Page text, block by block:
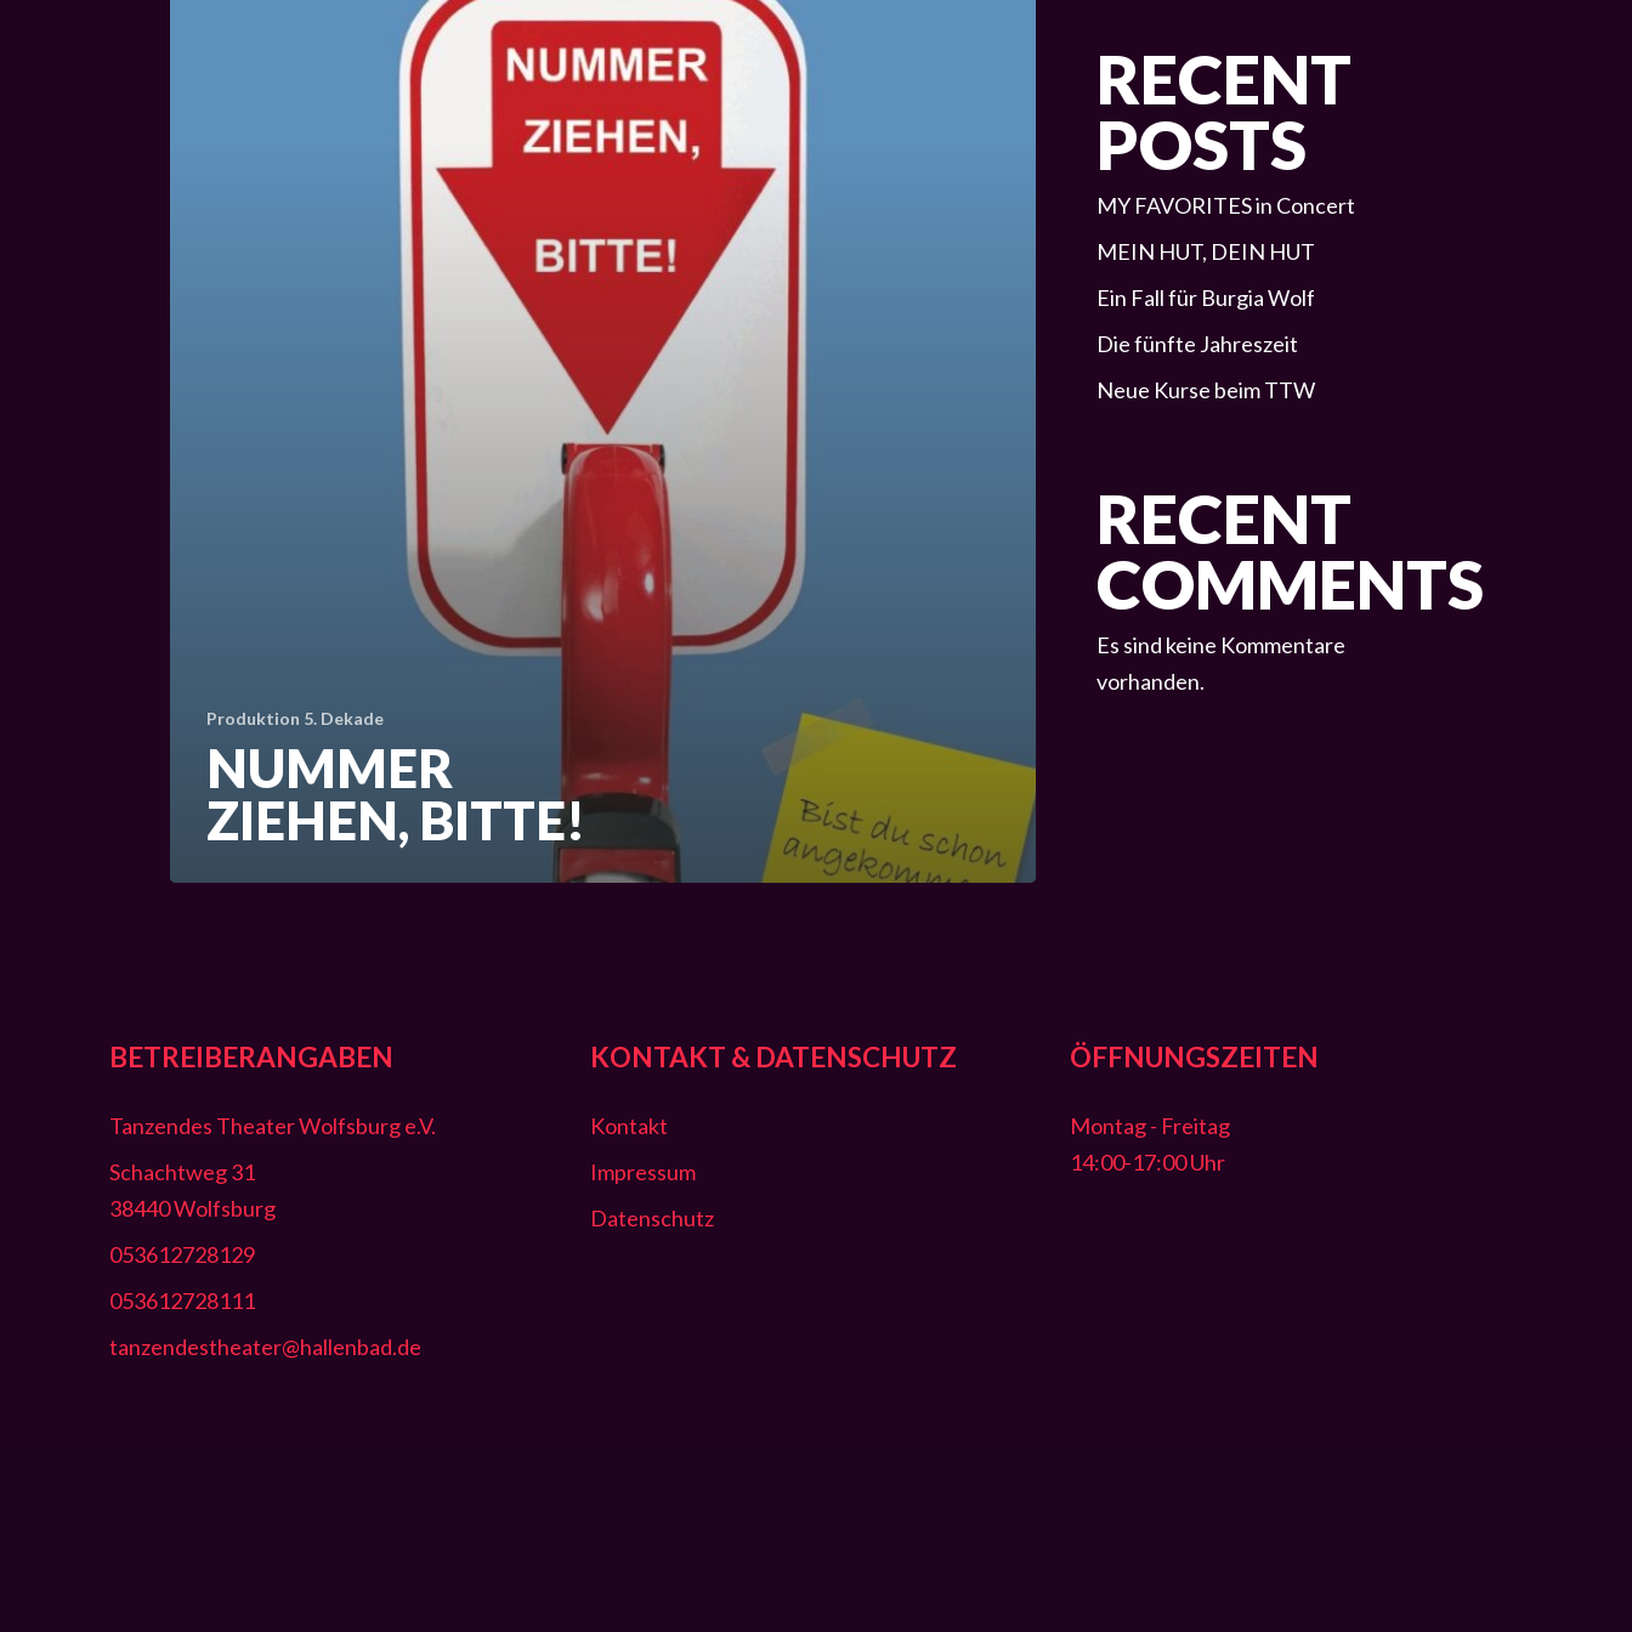
Produktion 5. Dekade
NUMMER
ZIEHEN, BITTE!
RECENT
POSTS
MY FAVORITES in Concert
MEIN HUT, DEIN HUT
Ein Fall für Burgia Wolf
Die fünfte Jahreszeit
Neue Kurse beim TTW
RECENT
COMMENTS
Es sind keine Kommentare
vorhanden.
BETREIBERANGABEN
Tanzendes Theater Wolfsburg e.V.
Schachtweg 31
38440 Wolfsburg
053612728129
053612728111
tanzendestheater@hallenbad.de
KONTAKT & DATENSCHUTZ
Kontakt
Impressum
Datenschutz
ÖFFNUNGSZEITEN
Montag - Freitag
14:00-17:00 Uhr